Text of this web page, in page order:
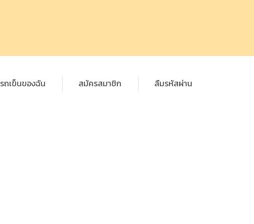
รถเข็นของฉัน สมัครสมาชิก ลืมรหัสผ่าน